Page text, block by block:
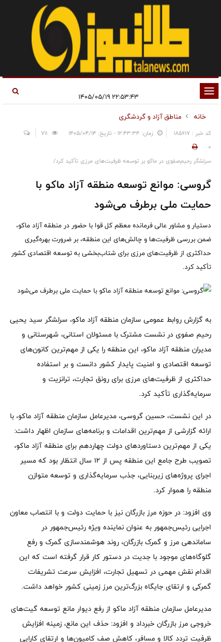
تغییر
وضعیت
ناوبری
خانه
مناطق آزاد و گردشگری
کد خبر : 185617 زمان: ۱۲:۴۳:۳۴ - تاریخ: ۱۴۰۵/۰۴/۱۴
0
سرلشگر رحیم‌صفوی در ماکو بر توسعه ظرفیت‌های مرزی تأکید کرد/
گروسی: موانع توسعه منطقه آزاد ماکو با
حمایت ملی برطرف می‌شود
دستیار و مشاور عالی فرمانده معظم کل قوا با حضور در منطقه آزاد ماکو،
ضمن بررسی ظرفیت‌ها و چالش‌های این منطقه، بر ضرورت بهره‌گیری
حداکثری از ظرفیت‌های مرزی برای شتاب‌بخشی به توسعه اقتصادی کشور
تأکید کرد.
به گزارش روابط عمومی سازمان منطقه آزاد ماکو، سرلشگر سید یحیی
رحیم صفوی در نشست مشترک با مسئولان استانی، شهرستانی و
مدیران منطقه آزاد ماکو، این منطقه را یکی از مهم‌ترین کانون‌های
توسعه اقتصادی و امنیت پایدار کشور دانست و بر استفاده
حداکثری از ظرفیت‌های مرزی برای رونق تجارت، ترانزیت و
سرمایه‌گذاری تأکید کرد.
در این نشست، حسین گروسی، مدیرعامل سازمان منطقه آزاد ماکو، با
ارائه گزارشی از مهم‌ترین اقدامات و برنامه‌های سازمان اظهار داشت:
یکی از مهم‌ترین دستاوردهای دولت چهاردهم برای منطقه آزاد ماکو،
تصویب طرح جامع این منطقه پس از ۱۲ سال انتظار بود که مسیر
اجرای پروژه‌های زیربنایی، جذب سرمایه‌گذاری و توسعه متوازن
منطقه را هموار کرد.
وی افزود: در حوزه مرز بازرگان نیز با حمایت دولت و با انتصاب معاون
اجرایی رئیس‌جمهور به عنوان نماینده ویژه رئیس‌جمهور در
ساماندهی مرز و گمرک بازرگان، روند هوشمندسازی گمرک و رفع
گلوگاه‌های موجود با جدیت در دستور کار قرار گرفته است که این
اقدام نقش مهمی در تسهیل تجارت، افزایش سرعت تشریفات
گمرکی و ارتقای جایگاه بزرگ‌ترین مرز زمینی کشور خواهد داشت.
مدیرعامل سازمان منطقه آزاد ماکو از رفع دیوار مانع توسعه گیت‌های
خروجی مرز بازرگان خبرداد و افزود: حذف این مانع، زمینه افزایش
ظرفیت تردد کالا و مسافر، کاهش صف کامیون‌ها و ارتقای کارایی